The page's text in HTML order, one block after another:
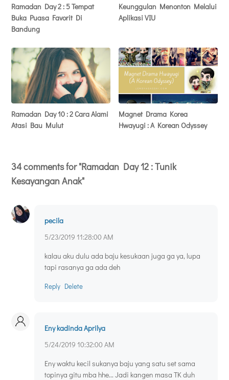
Ramadan Day 2 : 5 Tempat
Buka Puasa Favorit Di
Bandung
Keunggulan Menonton Melalui
Aplikasi VIU
Ramadan Day 10 : 2 Cara Alami
Atasi Bau Mulut
Magnet Drama Korea
Hwayugi : A Korean Odyssey
34 comments for "Ramadan Day 12 : Tunik
Kesayangan Anak"
pecila
5/23/2019 11:28:00 AM
kalau aku dulu ada baju kesukaan juga ga ya, lupa
tapi rasanya ga ada deh
Reply Delete
Eny kadinda Aprilya
5/24/2019 10:32:00 AM
Eny waktu kecil sukanya baju yang satu set sama
topinya gitu mba hhe... Jadi kangen masa TK duh